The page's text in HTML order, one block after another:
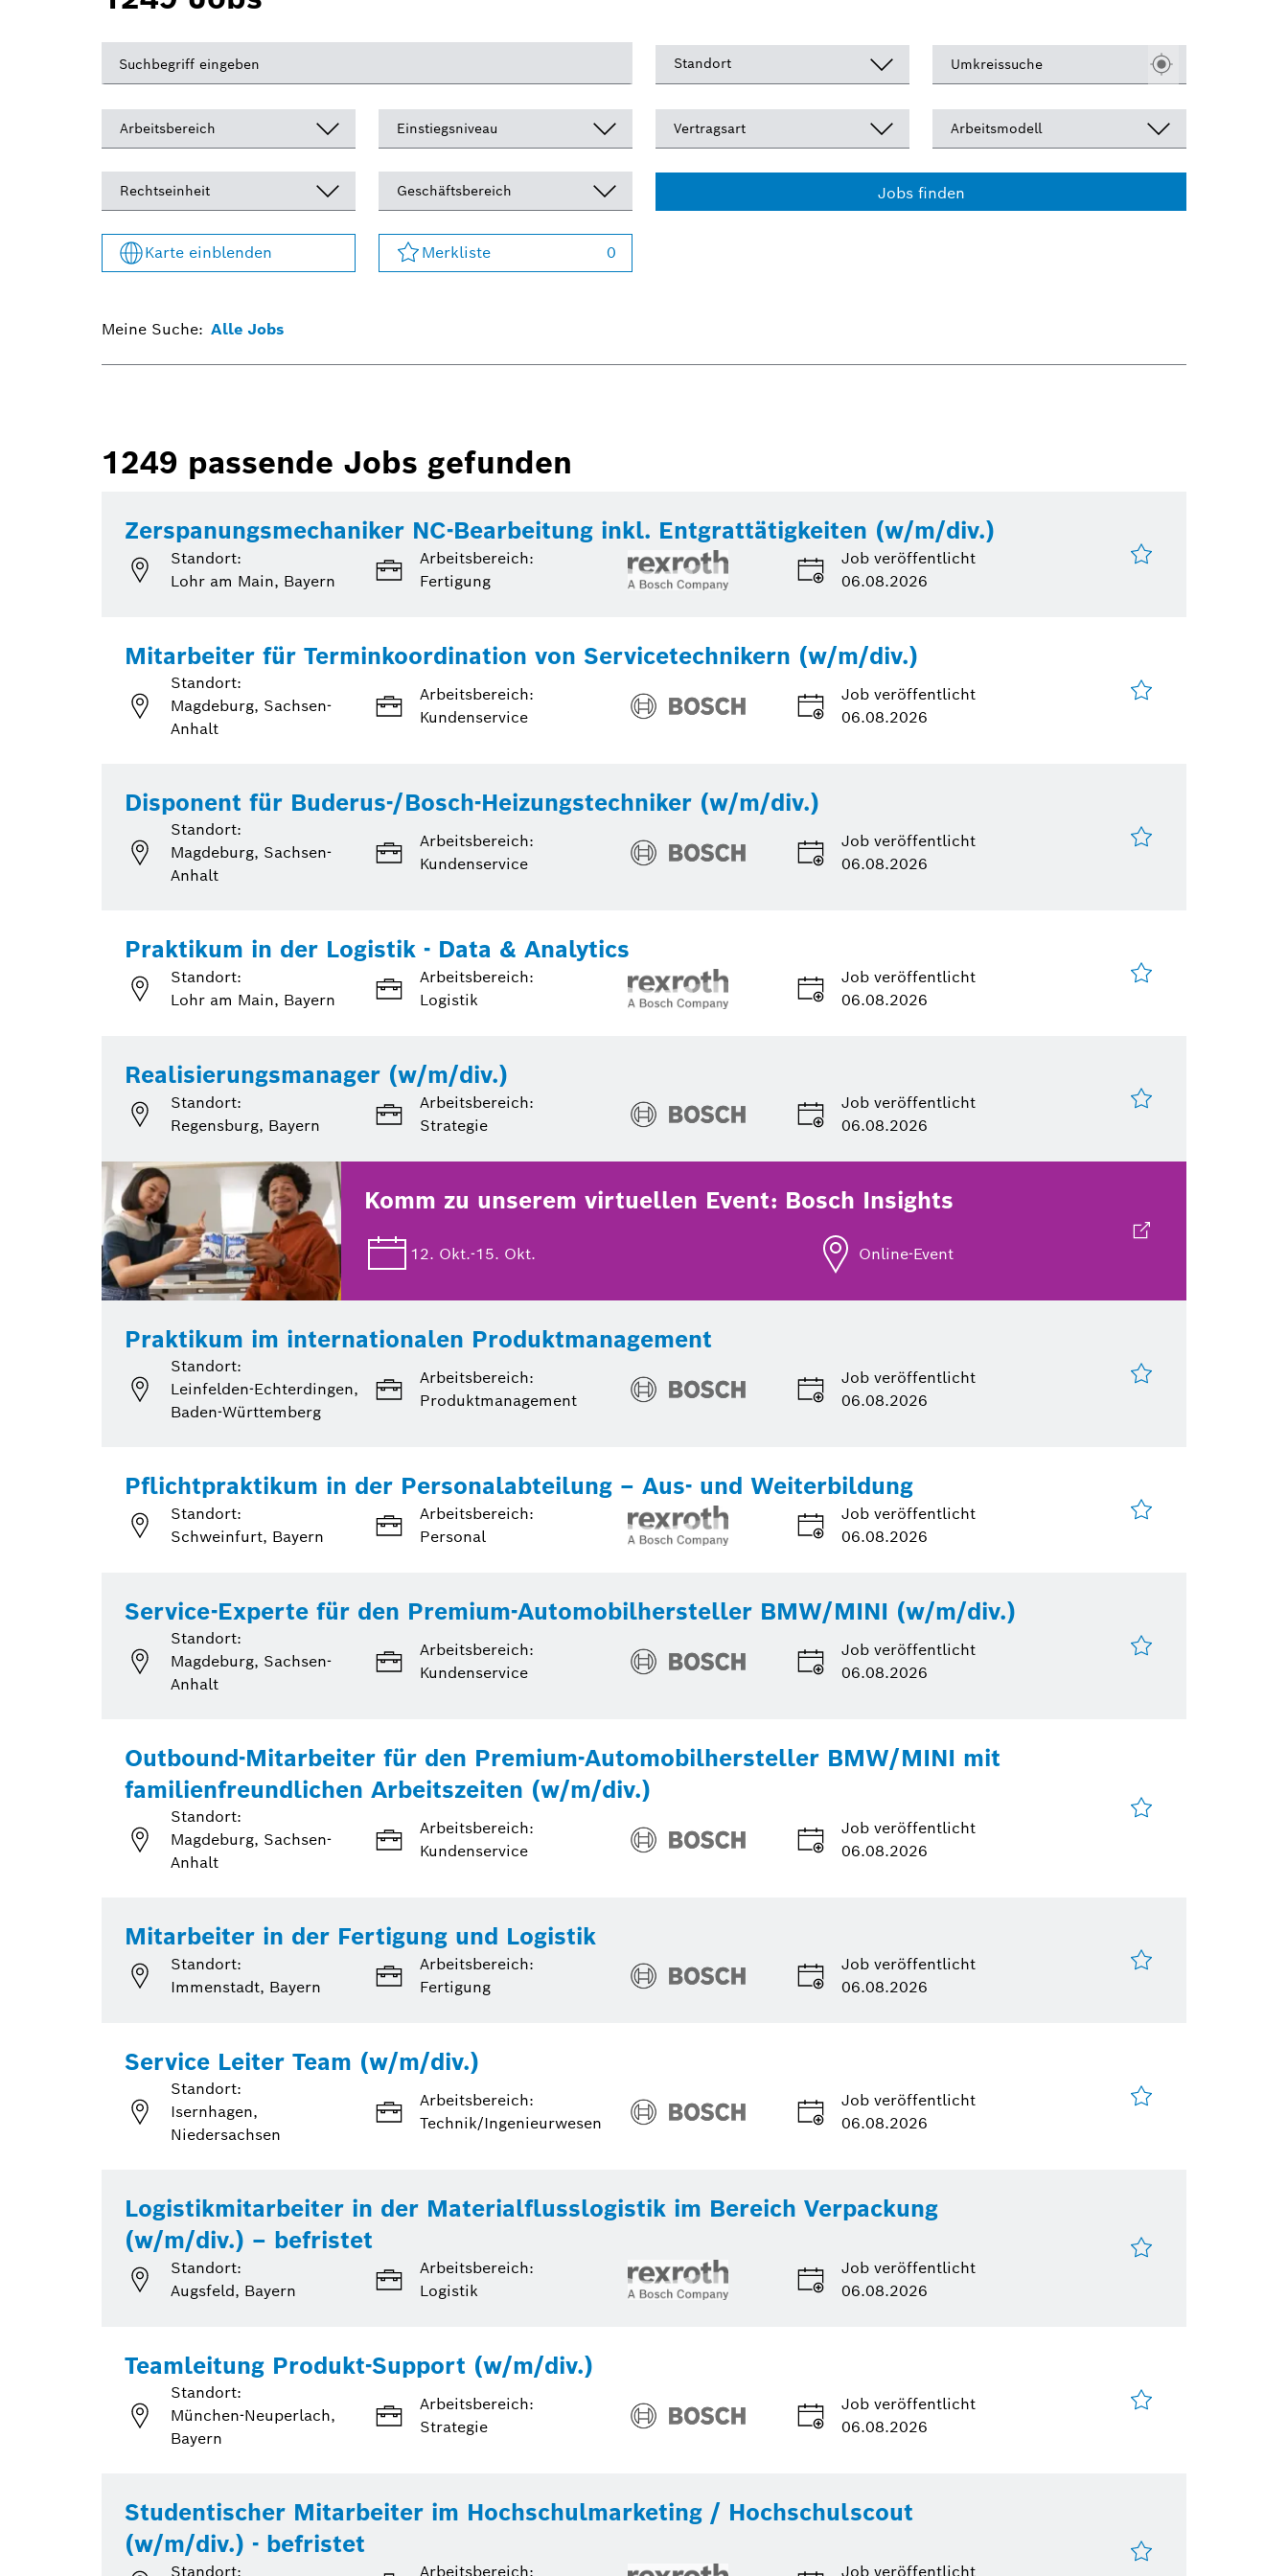
Standort Umkreissuche
Arbeitsbereich Einstiegsniveau Vertragsart Arbeitsmodell
Rechtseinheit Geschäftsbereich Jobs finden
Karte einblenden Merkliste 0
(0
Meine Suche: Alle Jobs
1249 passende Jobs gefunden
Zerspanungsmechaniker NC-Bearbeitung inkl. Entgrattätigkeiten (w/m/div.)
Standort:
Lohr am Main, Bayern
Arbeitsbereich:
Fertigung
Job veröffentlicht
06.08.2026
Mitarbeiter für Terminkoordination von Servicetechnikern (w/m/div.)
Standort:
Magdeburg, Sachsen-
Anhalt
Arbeitsbereich:
Kundenservice
Job veröffentlicht
06.08.2026
Disponent für Buderus-/Bosch-Heizungstechniker (w/m/div.)
Standort:
Magdeburg, Sachsen-
Anhalt
Arbeitsbereich:
Kundenservice
Job veröffentlicht
06.08.2026
Praktikum in der Logistik - Data & Analytics
Standort:
Lohr am Main, Bayern
Arbeitsbereich:
Logistik
Job veröffentlicht
06.08.2026
Realisierungsmanager (w/m/div.)
Standort:
Regensburg, Bayern
Arbeitsbereich:
Strategie
Job veröffentlicht
06.08.2026
Komm zu unserem virtuellen Event: Bosch Insights
12. Okt.-15. Okt. Online-Event
Praktikum im internationalen Produktmanagement
Standort:
Leinfelden-Echterdingen,
Baden-Württemberg
Arbeitsbereich:
Produktmanagement
Job veröffentlicht
06.08.2026
Pflichtpraktikum in der Personalabteilung – Aus- und Weiterbildung
Standort:
Schweinfurt, Bayern
Arbeitsbereich:
Personal
Job veröffentlicht
06.08.2026
Service-Experte für den Premium-Automobilhersteller BMW/MINI (w/m/div.)
Standort:
Magdeburg, Sachsen-
Anhalt
Arbeitsbereich:
Kundenservice
Job veröffentlicht
06.08.2026
Outbound-Mitarbeiter für den Premium-Automobilhersteller BMW/MINI mit
familienfreundlichen Arbeitszeiten (w/m/div.)
Standort:
Magdeburg, Sachsen-
Anhalt
Arbeitsbereich:
Kundenservice
Job veröffentlicht
06.08.2026
Mitarbeiter in der Fertigung und Logistik
Standort:
Immenstadt, Bayern
Arbeitsbereich:
Fertigung
Job veröffentlicht
06.08.2026
Service Leiter Team (w/m/div.)
Standort:
Isernhagen,
Niedersachsen
Arbeitsbereich:
Technik/Ingenieurwesen
Job veröffentlicht
06.08.2026
Logistikmitarbeiter in der Materialflusslogistik im Bereich Verpackung
(w/m/div.) – befristet
Standort:
Augsfeld, Bayern
Arbeitsbereich:
Logistik
Job veröffentlicht
06.08.2026
Teamleitung Produkt-Support (w/m/div.)
Standort:
München-Neuperlach,
Bayern
Arbeitsbereich:
Strategie
Job veröffentlicht
06.08.2026
Studentischer Mitarbeiter im Hochschulmarketing / Hochschulscout
(w/m/div.) - befristet
Standort: Arbeitsbereich: Job veröffentlicht